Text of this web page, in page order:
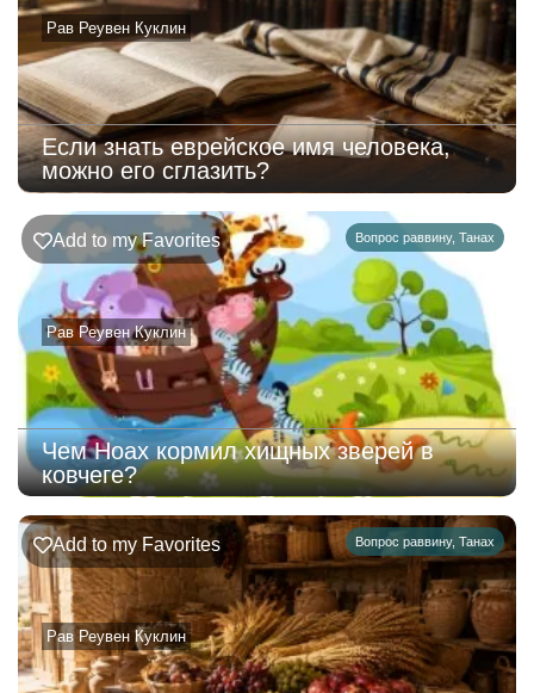
Рав Реувен Куклин
Если знать еврейское имя человека,
можно его сглазить?
Вопрос раввину, Танах
Рав Реувен Куклин
Add to my Favorites
Чем Ноах кормил хищных зверей в
ковчеге?
Вопрос раввину, Танах
Рав Реувен Куклин
Add to my Favorites